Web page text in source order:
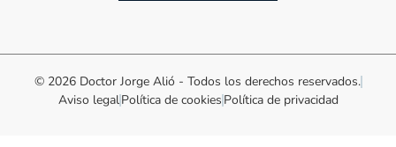
© 2026 Doctor Jorge Alió - Todos los derechos reservados.
Aviso legalPolítica de cookies Política de privacidad